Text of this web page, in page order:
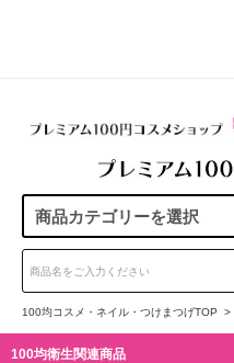
100均コスメ・ネイル・つけまつげTOP >
100均衛生関連商品